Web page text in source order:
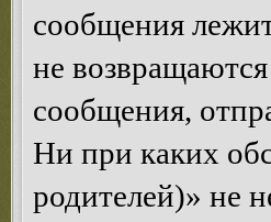
сообщения
не
сообщения,
Ни при каких
родителей)» не